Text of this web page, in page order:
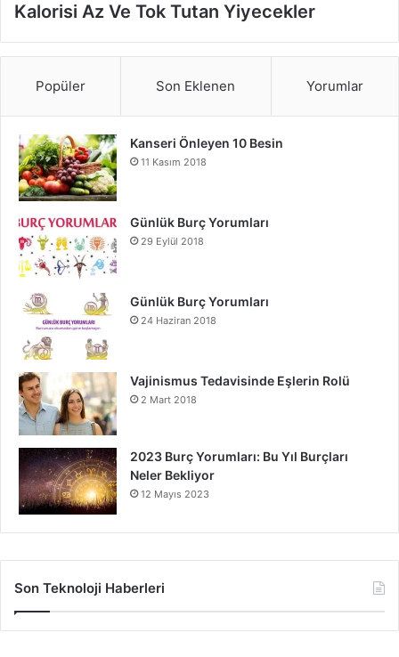
Kalorisi Az Ve Tok Tutan Yiyecekler
Popüler Son Eklenen Yorumlar
Kanseri Önleyen 10 Besin
11 Kasım 2018
Günlük Burç Yorumları
29 Eylül 2018
Günlük Burç Yorumları
24 Haziran 2018
Vajinismus Tedavisinde Eşlerin Rolü
2 Mart 2018
2023 Burç Yorumları: Bu Yıl Burçları
Neler Bekliyor
12 Mayıs 2023
Son Teknoloji Haberleri